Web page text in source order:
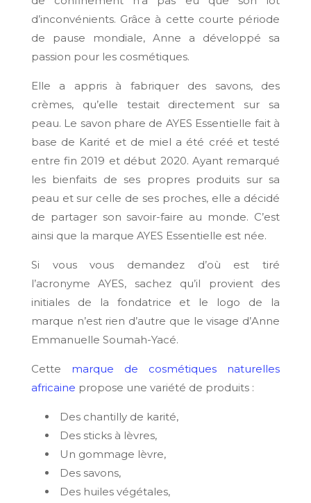
d’inconvénients. Grâce à cette courte période
de pause mondiale, Anne a développé sa
passion pour les cosmétiques.
Elle a appris à fabriquer des savons, des
crèmes, qu’elle testait directement sur sa
peau. Le savon phare de AYES Essentielle fait à
base de Karité et de miel a été créé et testé
entre fin 2019 et début 2020. Ayant remarqué
les bienfaits de ses propres produits sur sa
peau et sur celle de ses proches, elle a décidé
de partager son savoir-faire au monde. C’est
ainsi que la marque AYES Essentielle est née.
Si vous vous demandez d’où est tiré
l’acronyme AYES, sachez qu’il provient des
initiales de la fondatrice et le logo de la
marque n’est rien d’autre que le visage d’Anne
Emmanuelle Soumah-Yacé.
Cette
marque de cosmétiques naturelles
africaine propose une variété de produits :
Des chantilly de karité,
Des sticks à lèvres,
Un gommage lèvre,
Des savons,
Des huiles végétales,